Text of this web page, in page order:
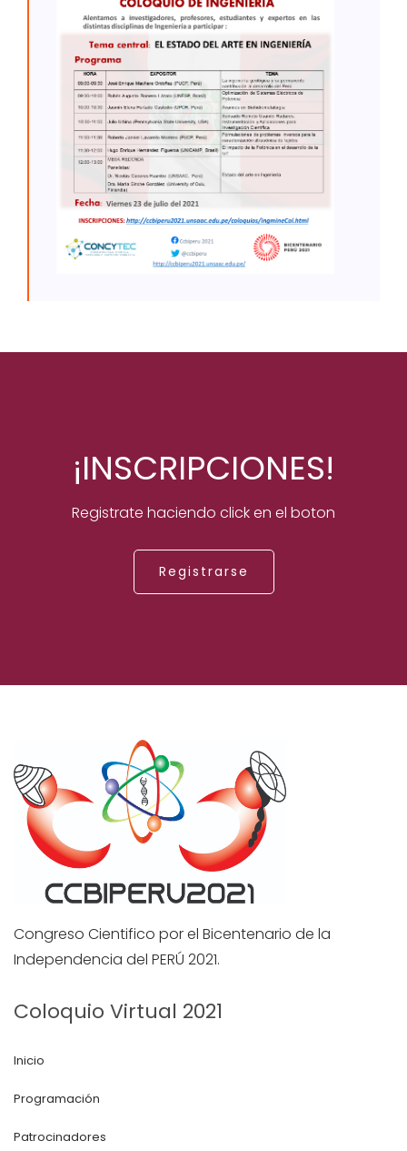
¡INSCRIPCIONES!
Registrate haciendo click en el boton
Registrarse
Congreso Cientifico por el Bicentenario de la
Independencia del PERÚ 2021.
Coloquio Virtual 2021
Inicio
Programación
Patrocinadores